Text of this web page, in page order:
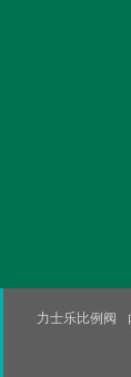
力士乐比例阀